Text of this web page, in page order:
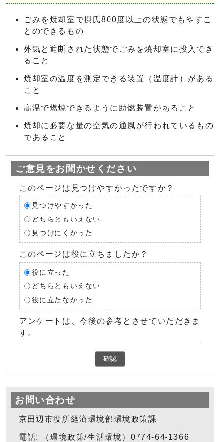
ごみを焼却室で摂氏800度以上の状態でもやすこ
とのできるもの
外気と遮断された状態でごみを焼却室に投入でき
ること
焼却室の温度を測定できる装置（温度計）がある
こと
高温で燃焼できるように助燃装置があること
焼却に必要な量の空気の通風が行われているもの
であること
ご意見をお聞かせください
このページは見つけやすかったですか？
見つけやすかった
どちらともいえない
見つけにくかった
このページは役に立ちましたか？
役に立った
どちらともいえない
役に立たなかった
アンケートは、今後の参考とさせていただきま
す。
確認
お問い合わせ
京田辺市役所経済環境部環境政策課
電話: （環境政策/生活環境）0774-64-1366